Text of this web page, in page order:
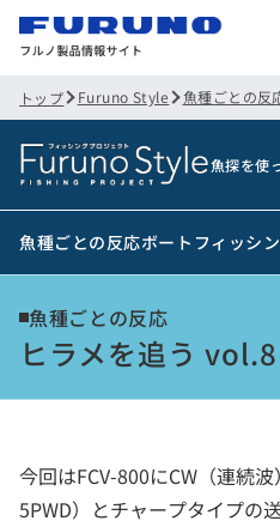
トップ Furuno Style 魚種ごとの反
魚探を使
魚種ごとの反応ボートフィッシ
魚種ごとの反応
ヒラメを追う vol.8
今回はFCV-800にCW（連続
5PWD）とチャープタイプの